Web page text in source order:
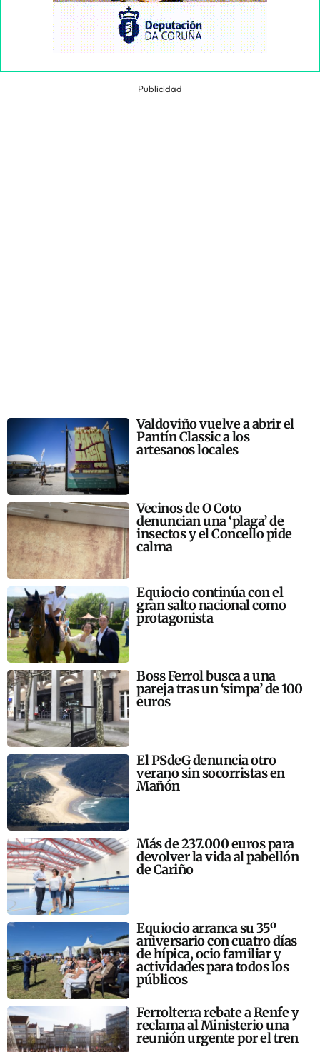
Publicidad
Valdoviño vuelve a abrir el
Pantín Classic a los
artesanos locales
Vecinos de O Coto
denuncian una ‘plaga’ de
insectos y el Concello pide
calma
Equiocio continúa con el
gran salto nacional como
protagonista
Boss Ferrol busca a una
pareja tras un ‘simpa’ de 100
euros
El PSdeG denuncia otro
verano sin socorristas en
Mañón
Más de 237.000 euros para
devolver la vida al pabellón
de Cariño
Equiocio arranca su 35º
aniversario con cuatro días
de hípica, ocio familiar y
actividades para todos los
públicos
Ferrolterra rebate a Renfe y
reclama al Ministerio una
reunión urgente por el tren